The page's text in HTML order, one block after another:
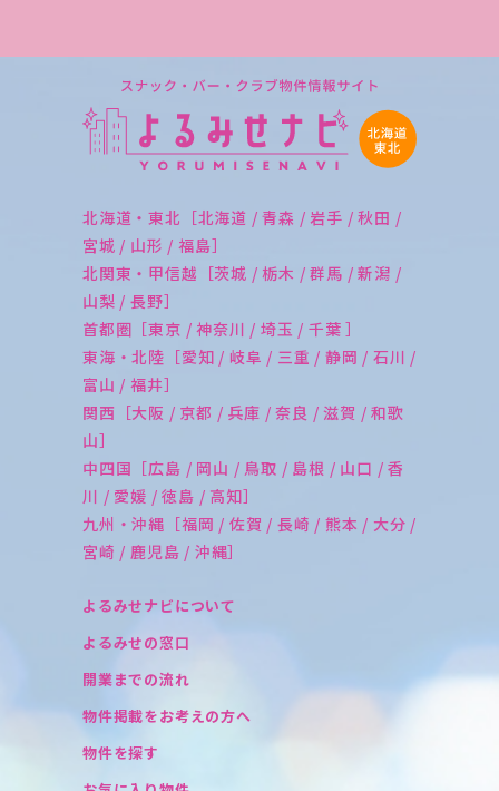
北海道・東北［北海道 / 青森 / 岩手 / 秋田 /
宮城 / 山形 / 福島］
北関東・甲信越［茨城 / 栃木 / 群馬 / 新潟 /
山梨 / 長野］
首都圏［東京 / 神奈川 / 埼玉 / 千葉 ］
東海・北陸［愛知 / 岐阜 / 三重 / 静岡 / 石川 /
富山 / 福井］
関西［大阪 / 京都 / 兵庫 / 奈良 / 滋賀 / 和歌
山］
中四国［広島 / 岡山 / 鳥取 / 島根 / 山口 / 香
川 / 愛媛 / 徳島 / 高知］
九州・沖縄［福岡 / 佐賀 / 長崎 / 熊本 / 大分 /
宮崎 / 鹿児島 / 沖縄］
よるみせナビについて
よるみせの窓口
開業までの流れ
物件掲載をお考えの方へ
物件を探す